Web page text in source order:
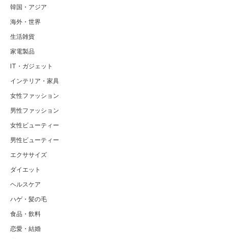
韓国・アジア
海外・世界
生活雑貨
家電製品
IT・ガジェット
インテリア・家具
女性ファッション
男性ファッション
女性ビューティー
男性ビューティー
エクササイズ
ダイエット
ヘルスケア
ハゲ・髪の毛
食品・飲料
恋愛・結婚